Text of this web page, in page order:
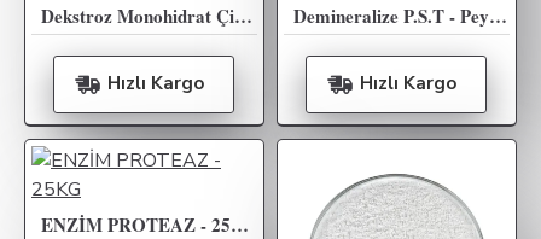
Dekstroz Monohidrat Çin - 25KG
Hızlı Kargo
Demineralize P.S.T - Peynir Altı Suyu Tozu - 25KG
Hızlı Kargo
ENZİM PROTEAZ - 25KG